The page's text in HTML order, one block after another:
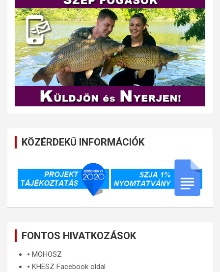
KÖZÉRDEKŰ INFORMÁCIÓK
FONTOS HIVATKOZÁSOK
🞄 MOHOSZ
🞄 KHESZ Facebook oldal